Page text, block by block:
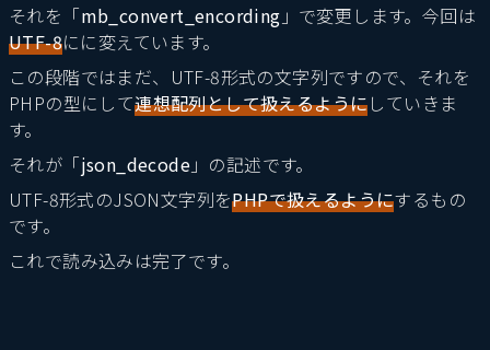
それを「mb_convert_encording 」で変更します。今回は
UTF-8にに変えています。
この段階ではまだ、UTF-8形式の文字列ですので、それを
PHPの型にして連想配列として扱えるようにしていきま
す。
それが「json_decode 」の記述です。
UTF-8形式のJSON文字列をPHPで扱えるようにするもの
です。
これで読み込みは完了です。